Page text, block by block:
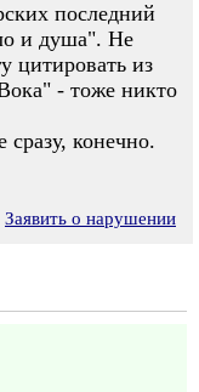
последний
и душа". Не
цитировать из
- тоже никто
конечно.
Заявить о нарушении